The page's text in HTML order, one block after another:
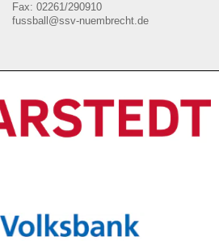
Fax: 02261/290910
fussball@ssv-nuembrecht.de